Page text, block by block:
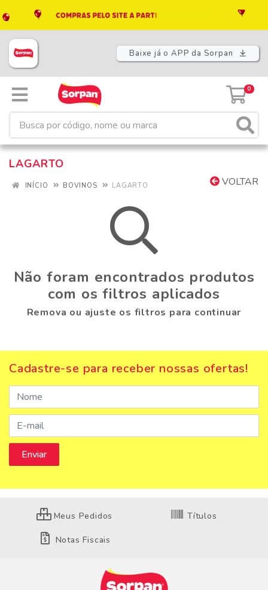
Baixe já o APP da Sorpan
0
LAGARTO
VOLTAR
INÍCIO BOVINOS LAGARTO
Não foram encontrados produtos
com os filtros aplicados
Remova ou ajuste os filtros para continuar
Cadastre-se para receber nossas ofertas!
Meus Pedidos Títulos
Notas Fiscais